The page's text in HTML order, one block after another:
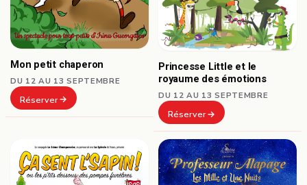
Mon petit chaperon
DU 12 AU 13 SEPTEMBRE
Réserver
Princesse Little et le
royaume des émotions
DU 12 AU 13 SEPTEMBRE
Réserver